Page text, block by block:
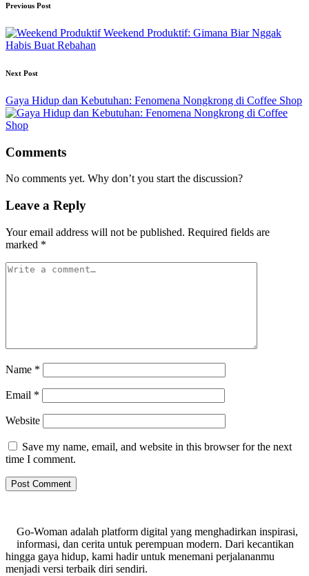
Post
navigation
Previous Post
Weekend Produktif: Gimana Biar Nggak
Habis Buat Rebahan
Next Post
Gaya Hidup dan Kebutuhan: Fenomena Nongkrong di Coffee Shop
Comments
No comments yet. Why don’t you start the discussion?
Leave a Reply
Your email address will not be published. Required fields are
marked *
Name *
Email *
Website
Save my name, email, and website in this browser for the next
time I comment.
Go-Woman adalah platform digital yang menghadirkan inspirasi,
informasi, dan cerita untuk perempuan modern. Dari kecantikan
hingga gaya hidup, kami hadir untuk menemani perjalananmu
menjadi versi terbaik diri sendiri.